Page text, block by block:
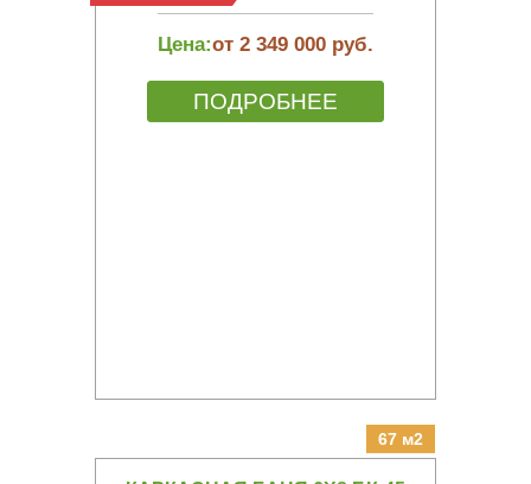
Цена:от 2 349 000 руб.
ПОДРОБНЕЕ
67 м2